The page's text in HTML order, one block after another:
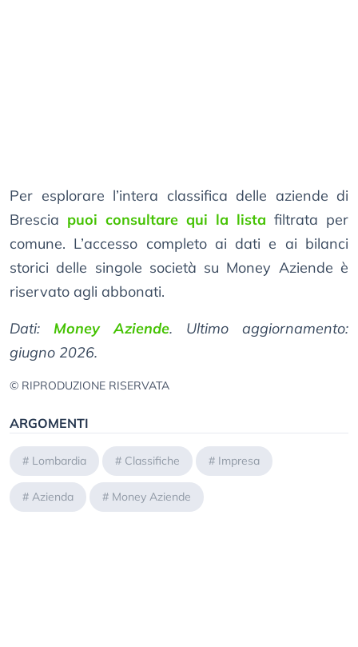
Per esplorare l’intera classifica delle aziende di
Brescia puoi consultare qui la lista filtrata per
comune. L’accesso completo ai dati e ai bilanci
storici delle singole società su Money Aziende è
riservato agli abbonati.
Dati: Money Aziende. Ultimo aggiornamento:
giugno 2026.
© RIPRODUZIONE RISERVATA
ARGOMENTI
# Lombardia # Classifiche # Impresa
# Azienda # Money Aziende